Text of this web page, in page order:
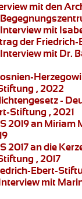
mit den
mit
der
mit Dr.
, 2022
-
Stiftung , 2021
2019 an Miriam
2017 an die
, 2017
Ebert-
mit